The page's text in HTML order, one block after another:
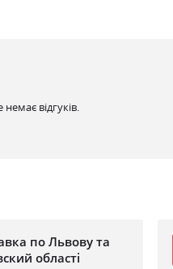
відгуків.
по Львову та
області